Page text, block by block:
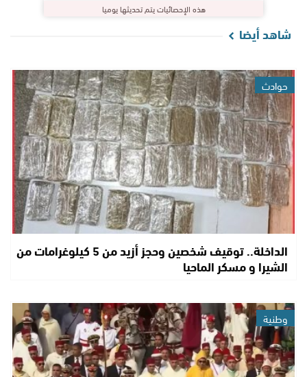
هذه الإحصائيات يتم تحديثها يوميا
شاهد أيضا
حوادث
الداخلة.. توقيف شخصين وحجز أزيد من 5 كيلوغرامات من
الشيرا و مسكر الماحيا
وطنية